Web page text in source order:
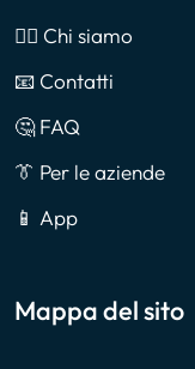
🙎‍♂️ Chi siamo
📧 Contatti
🤔 FAQ
👔 Per le aziende
📱 App
Mappa del sito